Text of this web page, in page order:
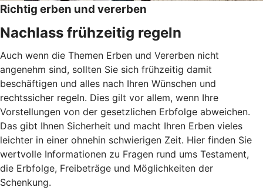
Richtig erben und vererben
Nachlass frühzeitig regeln
Auch wenn die Themen Erben und Vererben nicht
angenehm sind, sollten Sie sich frühzeitig damit
beschäftigen und alles nach Ihren Wünschen und
rechtssicher regeln. Dies gilt vor allem, wenn Ihre
Vorstellungen von der gesetzlichen Erbfolge abweichen.
Das gibt Ihnen Sicherheit und macht Ihren Erben vieles
leichter in einer ohnehin schwierigen Zeit. Hier finden Sie
wertvolle Informationen zu Fragen rund ums Testament,
die Erbfolge, Freibeträge und Möglichkeiten der
Schenkung.